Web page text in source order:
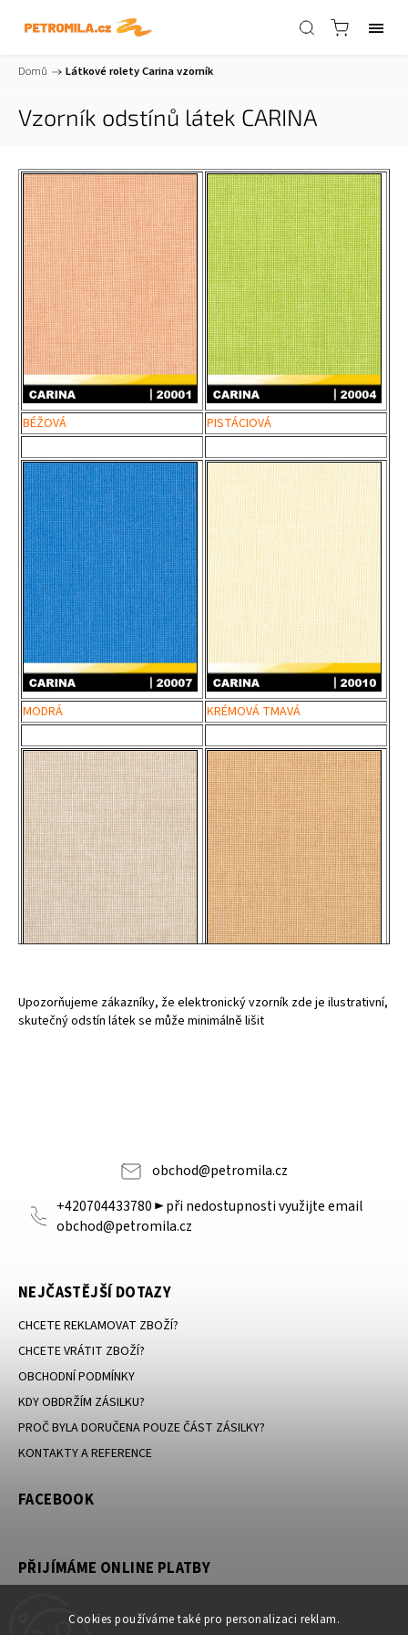
Cookies používáme také pro personalizaci reklam.
Domů / Látkové rolety Carina vzorník
Vzorník odstínů látek CARINA
BÉŽOVÁ PISTÁCIOVÁ
MODRÁ KRÉMOVÁ TMAVÁ
HNĚDOBÉŽOVÁ SVĚTLÁ BÉŽOVÁ TMAVŠÍ
HNĚDÁ
ŽLUTÁ
Upozorňujeme zákazníky, že elektronický vzorník zde je ilustrativní,
skutečný odstín látek se může minimálně lišit
obchod@petromila.cz
+420704433780 ► při nedostupnosti využijte email
obchod@petromila.cz
NEJČASTĚJŠÍ DOTAZY
CHCETE REKLAMOVAT ZBOŽÍ?
CHCETE VRÁTIT ZBOŽÍ?
OBCHODNÍ PODMÍNKY
KDY OBDRŽÍM ZÁSILKU?
PROČ BYLA DORUČENA POUZE ČÁST ZÁSILKY?
KONTAKTY A REFERENCE
FACEBOOK
PŘIJÍMÁME ONLINE PLATBY